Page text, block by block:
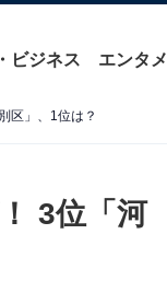
ビジネス エンタメ
区」、1位は？
3位「河